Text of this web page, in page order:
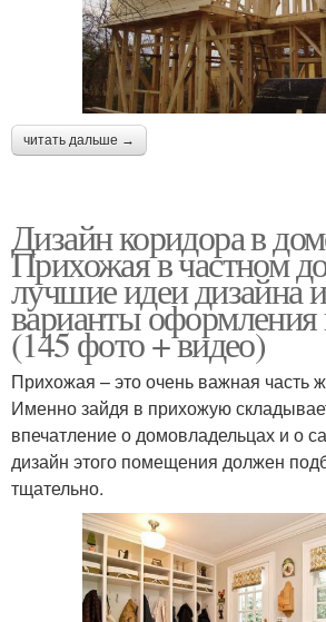
читать дальше →
Дизайн коридора в
Прихожая в частном
лучшие идеи дизайна
варианты
(145 фото + видео)
Прихожая – это очень важная часть
Именно зайдя в прихожую
впечатление о домовладельцах и о
дизайн этого помещения должен
тщательно.